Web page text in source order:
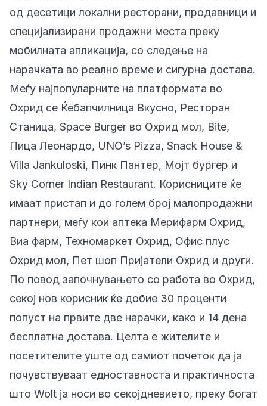
од десетици локални ресторани, продавници и
специјализирани продажни места преку
мобилната апликација, со следење на
нарачката во реално време и сигурна достава.
Меѓу најпопуларните на платформата во
Охрид се Ќебапчилница Вкусно, Ресторан
Станица, Space Burger во Охрид мол, Bite,
Пица Леонардо, UNO’s Pizza, Snack House &
Villa Jankuloski, Пинк Пантер, Мојт бургер и
Sky Corner Indian Restaurant. Корисниците ќе
имаат пристап и до голем број малопродажни
партнери, меѓу кои аптека Мерифарм Охрид,
Виа фарм, Техномаркет Охрид, Офис плус
Охрид мол, Пет шоп Пријатели Охрид и други.
По повод започнувањето со работа во Охрид,
секој нов корисник ќе добие 30 проценти
попуст на првите две нарачки, како и 14 дена
бесплатна достава. Целта е жителите и
посетителите уште од самиот почеток да ја
почувствуваат едноставноста и практичноста
што Wolt ја носи во секојдневието, преку богат